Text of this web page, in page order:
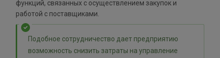
функций, связанных с осуществлением закупок и
работой с поставщиками.
Подобное сотрудничество дает предприятию
возможность снизить затраты на управление